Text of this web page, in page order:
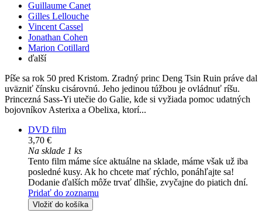
Guillaume Canet
Gilles Lellouche
Vincent Cassel
Jonathan Cohen
Marion Cotillard
ďalší
Píše sa rok 50 pred Kristom. Zradný princ Deng Tsin Ruin práve dal
uväzniť čínsku cisárovnú. Jeho jedinou túžbou je ovládnuť ríšu.
Princezná Sass-Yi utečie do Galie, kde si vyžiada pomoc udatných
bojovníkov Asterixa a Obelixa, ktorí...
DVD film
3,70 €
Na sklade 1 ks
Tento film máme síce aktuálne na sklade, máme však už iba
posledné kusy. Ak ho chcete mať rýchlo, ponáhľajte sa!
Dodanie ďalších môže trvať dlhšie, zvyčajne do piatich dní.
Pridať do zoznamu
Vložiť do košíka